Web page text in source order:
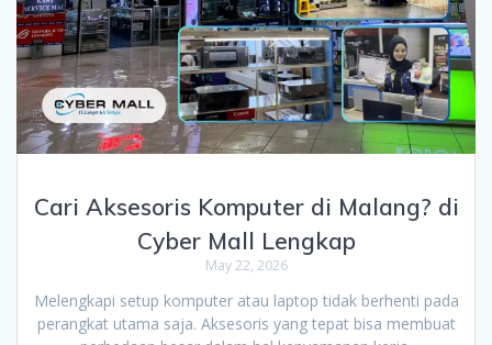
Cari Aksesoris Komputer di Malang? di
Cyber Mall Lengkap
May 22, 2026
Melengkapi setup komputer atau laptop tidak berhenti pada
perangkat utama saja. Aksesoris yang tepat bisa membuat